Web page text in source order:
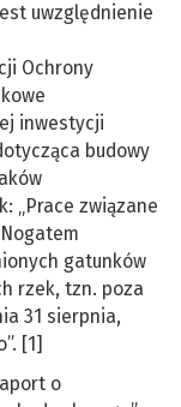
uwzględnienie
Ochrony
inwestycji
budowy
„Prace związane
gatunków
rzek, tzn. poza
31 sierpnia,
[1]
o